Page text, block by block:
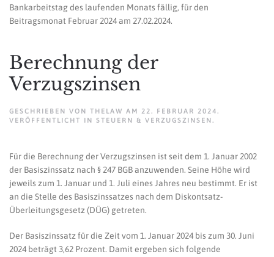
Bankarbeitstag des laufenden Monats fällig, für den
Beitragsmonat Februar 2024 am 27.02.2024.
Berechnung der
Verzugszinsen
GESCHRIEBEN VON THELAW AM 22. FEBRUAR 2024 .
VERÖFFENTLICHT IN STEUERN & VERZUGSZINSEN .
Für die Berechnung der Verzugszinsen ist seit dem 1. Januar 2002
der Basiszinssatz nach § 247 BGB anzuwenden. Seine Höhe wird
jeweils zum 1. Januar und 1. Juli eines Jahres neu bestimmt. Er ist
an die Stelle des Basiszinssatzes nach dem Diskontsatz-
Überleitungsgesetz (DÜG) getreten.
Der Basiszinssatz für die Zeit vom 1. Januar 2024 bis zum 30. Juni
2024 beträgt 3,62 Prozent. Damit ergeben sich folgende